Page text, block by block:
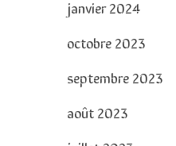
janvier 2024
octobre 2023
septembre 2023
août 2023